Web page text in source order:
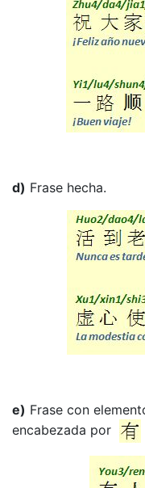
d) Frase hecha.
e) Frase con
encabezada por